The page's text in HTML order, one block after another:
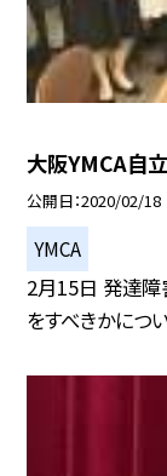
大阪YMCA自
公開日 2020/02/18
YMCA
2月15日 発達障
をすべきかにつ